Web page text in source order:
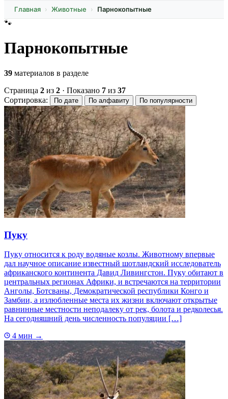
Главная Животные Парнокопытные
🐾
Парнокопытные
39 материалов в разделе
Страница 2 из 2 · Показано 7 из 37
Сортировка:
По дате По алфавиту По популярности
Пуку
Пуку относится к роду водяные козлы. Животному впервые
дал научное описание известный шотландский исследователь
африканского континента Давид Ливингстон. Пуку обитают в
центральных регионах Африки, и встречаются на территории
Анголы, Ботсваны, Демократической республики Конго и
Замбии, а излюбленные места их жизни включают открытые
равнинные местности неподалеку от рек, болота и редколесья.
На сегодняшний день численность популяции […]
4 мин →